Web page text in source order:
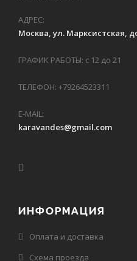
АДРЕС:
Москва, ул. Марксистская,
ГРАФИК РАБОТЫ: с 12 до 21
ТЕЛЕФОН: +79264523311
E-MAIL:
karavandes@gmail.com
ИНФОРМАЦИЯ
Оплата и доставка
Схема проезда